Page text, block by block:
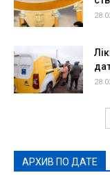
АРХИВ ПО ДАТЕ